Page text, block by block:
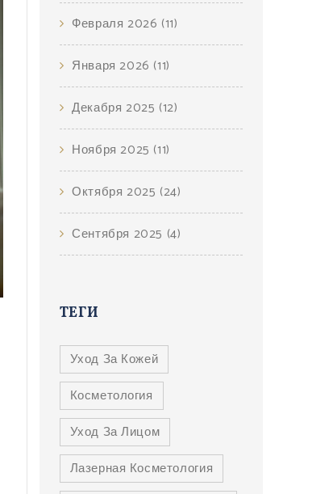
Февраля 2026 (11)
Января 2026 (11)
Декабря 2025 (12)
Ноября 2025 (11)
Октября 2025 (24)
Сентября 2025 (4)
ТЕГИ
Уход За Кожей
Косметология
Уход За Лицом
Лазерная Косметология